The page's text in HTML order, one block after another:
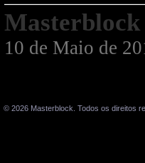
Masterblock
10 de Maio de
© 2026 Masterblock. Todos os direitos